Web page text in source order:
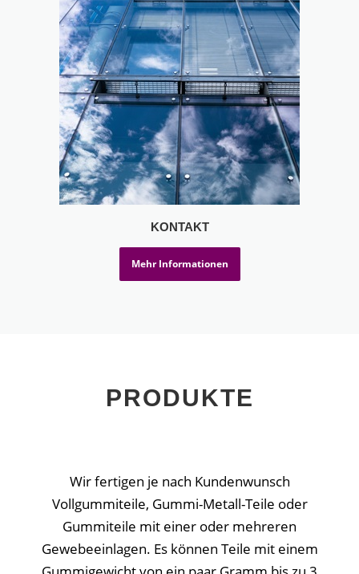
KONTAKT
Mehr Informationen
PRODUKTE
Wir fertigen je nach Kundenwunsch
Vollgummiteile, Gummi-Metall-Teile oder
Gummiteile mit einer oder mehreren
Gewebeeinlagen. Es können Teile mit einem